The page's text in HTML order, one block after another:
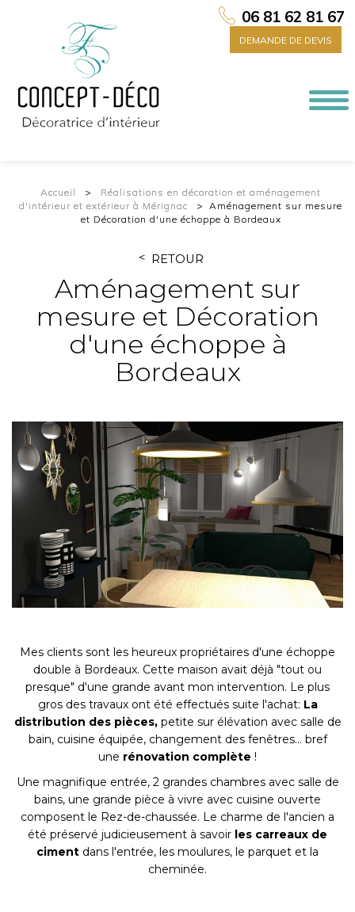
06 81 62 81 67
DEMANDE DE DEVIS
Accueil
Réalisations en décoration et aménagement
d'intérieur et extérieur à Mérignac
Aménagement sur mesure
et Décoration d'une échoppe à Bordeaux
RETOUR
Aménagement sur
mesure et Décoration
d'une échoppe à
Bordeaux
Mes clients sont les heureux propriétaires d'une échoppe
double à Bordeaux. Cette maison avait déjà "tout ou
presque" d'une grande avant mon intervention. Le plus
gros des travaux ont été effectués suite l'achat: La
distribution des pièces,petite sur élévation avec salle de
bain, cuisine équipée, changement des fenêtres... bref
une rénovation complète !
Une magnifique entrée, 2 grandes chambres avec salle de
bains, une grande pièce à vivre avec cuisine ouverte
composent le Rez-de-chaussée. Le charme de l'ancien a
été préservé judicieusement à savoir les carreaux de
ciment dans l'entrée, les moulures, le parquet et la
cheminée.